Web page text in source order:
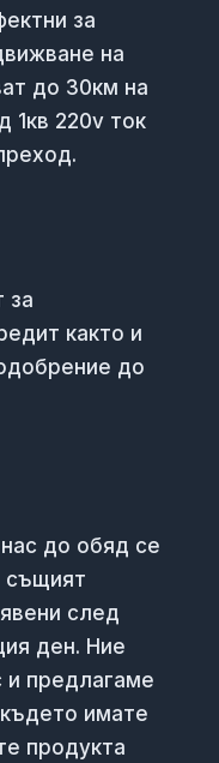
за
на
до 30км на
1кв 220v ток
за
както и
до
до обяд се
същият
след
ден. Ние
и предлагаме
имате
продукта